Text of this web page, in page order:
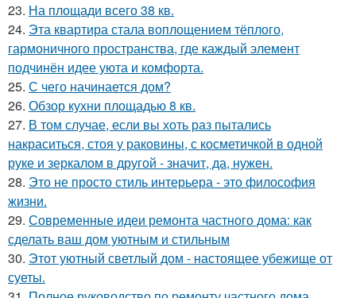
23. На площади всего 38 кв.
24. Эта квартира стала воплощением тёплого,
гармоничного пространства, где каждый элемент
подчинён идее уюта и комфорта.
25. С чего начинается дом?
26. Обзор кухни площадью 8 кв.
27. В том случае, если вы хоть раз пытались
накраситься, стоя у раковины, с косметичкой в одной
руке и зеркалом в другой - значит, да, нужен.
28. Это не просто стиль интерьера - это философия
жизни.
29. Современные идеи ремонта частного дома: как
сделать ваш дом уютным и стильным
30. Этот уютный светлый дом - настоящее убежище от
суеты.